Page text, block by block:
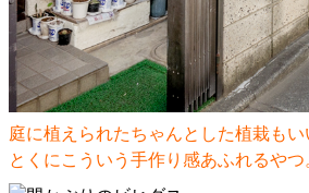
庭に植えられたちゃんとした植栽もい
とくにこういう手作り感あふれるやつ